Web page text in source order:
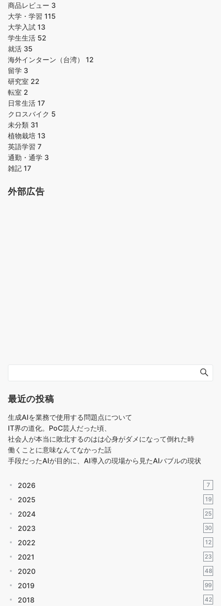
商品レビュー 3
大学・学習 115
大学入試 13
学生生活 52
就活 35
海外インターン（台湾） 12
留学 3
研究室 22
転室 2
日常生活 17
クロスバイク 5
未分類 31
植物栽培 13
英語学習 7
通勤・通学 3
雑記 17
外部広告
最近の投稿
生成AIを業務で使用する問題点について
IT界の道化。PoC芸人だった頃、
社会人が本当に敗北するのはは心身がダメになって倒れた時
働くことに意味なんてなかった話
手段だったAIが目的に、AI導入の現場から見たAIバブルの現状
2026 7
2025 19
2024 25
2023 30
2022 12
2021 23
2020 48
2019 99
2018 42